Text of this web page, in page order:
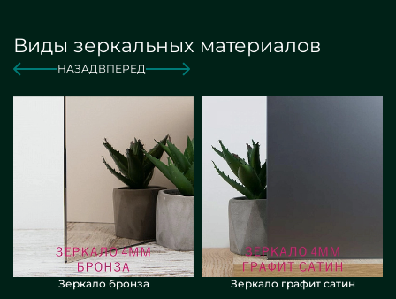
Виды зеркальных материалов
НАЗАДВПЕРЕД
Зеркало бронза Зеркало графит сатин